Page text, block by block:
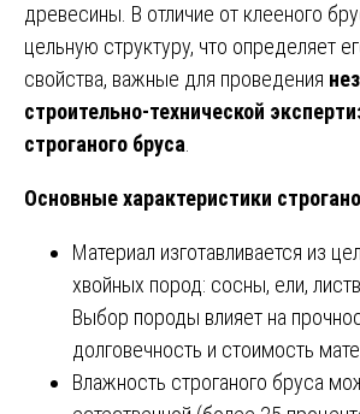
древесины. В отличие от клееного
цельную структуру, что определяет
свойства, важные для проведения
строительно-технической
строганого бруса.
Основные характеристики
Материал изготавливается из
хвойных пород: сосны, ели,
Выбор породы влияет на
долговечность и стоимость
Влажность строганого бруса